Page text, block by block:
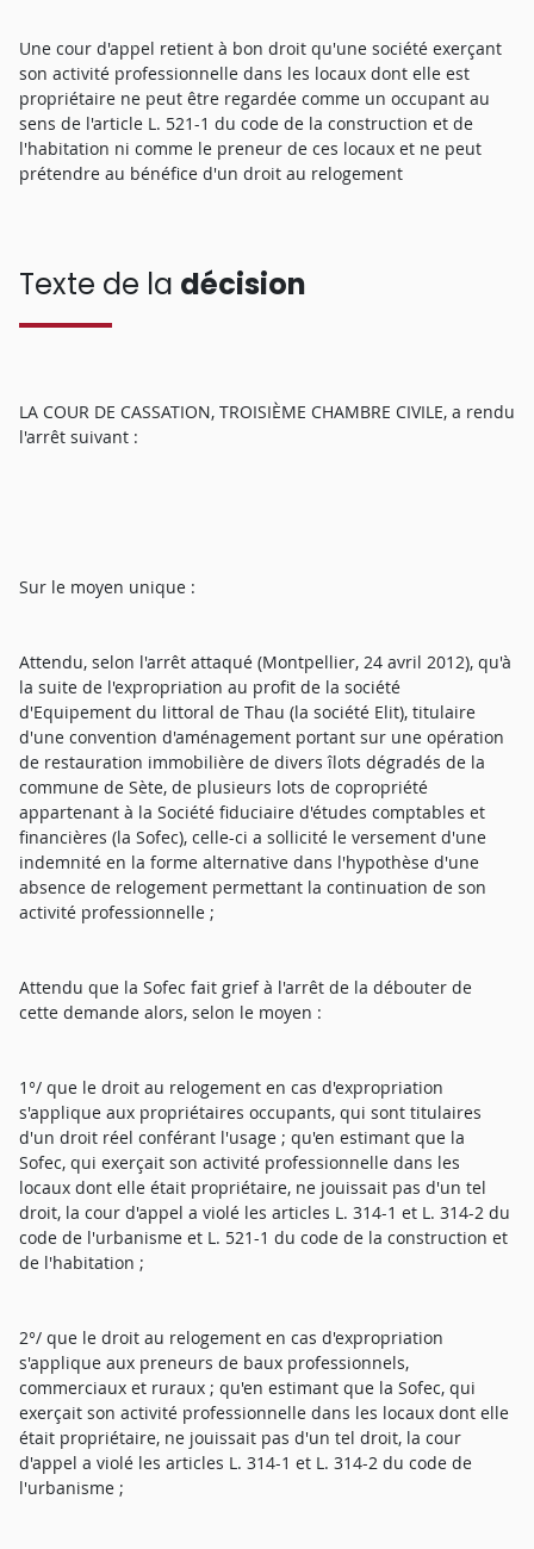
Une cour d'appel retient à bon droit qu'une société exerçant
son activité professionnelle dans les locaux dont elle est
propriétaire ne peut être regardée comme un occupant au
sens de l'article L. 521-1 du code de la construction et de
l'habitation ni comme le preneur de ces locaux et ne peut
prétendre au bénéfice d'un droit au relogement
Texte de la décision
LA COUR DE CASSATION, TROISIÈME CHAMBRE CIVILE, a rendu
l'arrêt suivant :
Sur le moyen unique :
Attendu, selon l'arrêt attaqué (Montpellier, 24 avril 2012), qu'à
la suite de l'expropriation au profit de la société
d'Equipement du littoral de Thau (la société Elit), titulaire
d'une convention d'aménagement portant sur une opération
de restauration immobilière de divers îlots dégradés de la
commune de Sète, de plusieurs lots de copropriété
appartenant à la Société fiduciaire d'études comptables et
financières (la Sofec), celle-ci a sollicité le versement d'une
indemnité en la forme alternative dans l'hypothèse d'une
absence de relogement permettant la continuation de son
activité professionnelle ;
Attendu que la Sofec fait grief à l'arrêt de la débouter de
cette demande alors, selon le moyen :
1°/ que le droit au relogement en cas d'expropriation
s'applique aux propriétaires occupants, qui sont titulaires
d'un droit réel conférant l'usage ; qu'en estimant que la
Sofec, qui exerçait son activité professionnelle dans les
locaux dont elle était propriétaire, ne jouissait pas d'un tel
droit, la cour d'appel a violé les articles L. 314-1 et L. 314-2 du
code de l'urbanisme et L. 521-1 du code de la construction et
de l'habitation ;
2°/ que le droit au relogement en cas d'expropriation
s'applique aux preneurs de baux professionnels,
commerciaux et ruraux ; qu'en estimant que la Sofec, qui
exerçait son activité professionnelle dans les locaux dont elle
était propriétaire, ne jouissait pas d'un tel droit, la cour
d'appel a violé les articles L. 314-1 et L. 314-2 du code de
l'urbanisme ;